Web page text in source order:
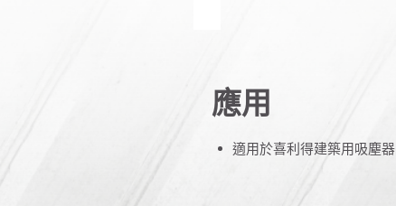
應用
適用於喜利得建築用吸塵